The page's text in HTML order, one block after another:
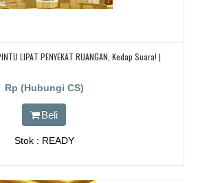
LIPAT PENYEKAT RUANGAN, Kedap Suara! |
Rp (Hubungi CS)
Beli
Stok : READY